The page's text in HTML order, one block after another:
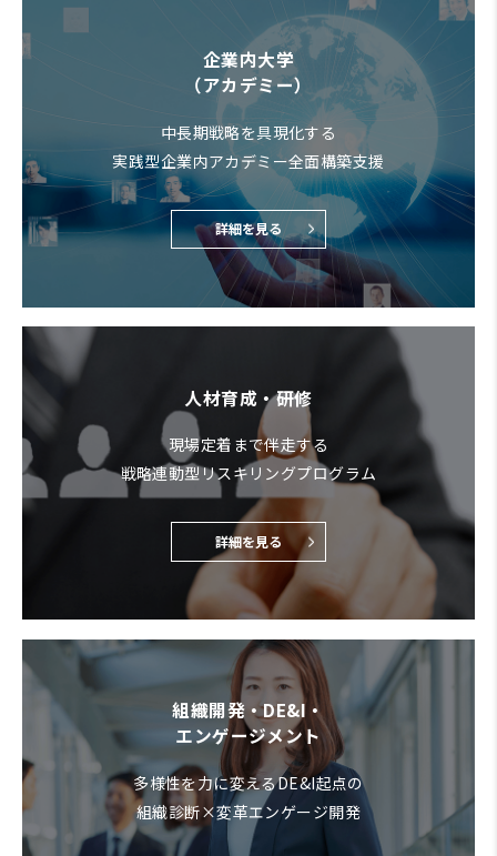
企業内大学
（アカデミー）
中長期戦略を具現化する
実践型企業内アカデミー全面構築支援
詳細を見る
人材育成・研修
現場定着まで伴走する
戦略連動型リスキリングプログラム
詳細を見る
組織開発・DE&I・
エンゲージメント
多様性を力に変えるDE&I起点の
組織診断×変革エンゲージ開発